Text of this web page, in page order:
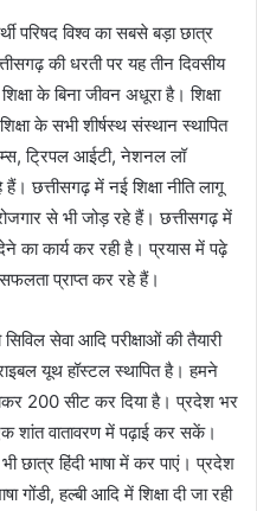
परिषद विश्व का सबसे बड़ा छात्र
की धरती पर यह तीन दिवसीय
के बिना जीवन अधूरा है। शिक्षा
के सभी शीर्षस्थ संस्थान स्थापित
ट्रिपल आईटी, नेशनल लॉ
छत्तीसगढ़ में नई शिक्षा नीति लागू
से भी जोड़ रहे हैं। छत्तीसगढ़ में
का कार्य कर रही है। प्रयास में पढ़े
सफलता प्राप्त कर रहे हैं।
सेवा आदि परीक्षाओं की तैयारी
यूथ हॉस्टल स्थापित है। हमने
200 सीट कर दिया है। प्रदेश भर
शांत वातावरण में पढ़ाई कर सकें।
छात्र हिंदी भाषा में कर पाएं। प्रदेश
हल्बी आदि में शिक्षा दी जा रही